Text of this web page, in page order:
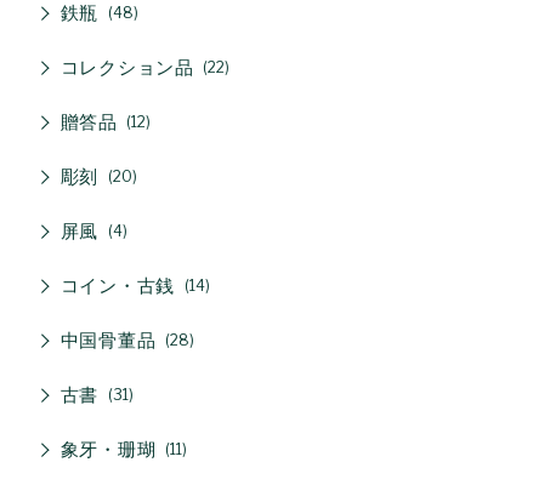
鉄瓶 48
コレクション品 22
贈答品 12
彫刻 20
屏風 4
コイン・古銭 14
中国骨董品 28
古書 31
象牙・珊瑚 11